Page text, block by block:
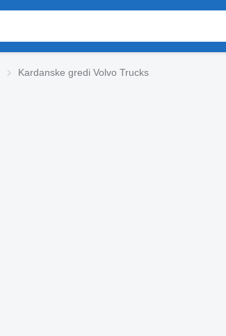
Kardanske gredi Volvo Trucks